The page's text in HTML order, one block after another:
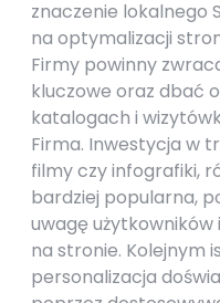
znaczenie lokalnego
na optymalizacji
Firmy powinny
kluczowe oraz dbać
katalogach i
Firma. Inwestycja w
filmy czy infografiki,
bardziej popularna,
uwagę użytkowników
na stronie. Kolejnym
personalizacja